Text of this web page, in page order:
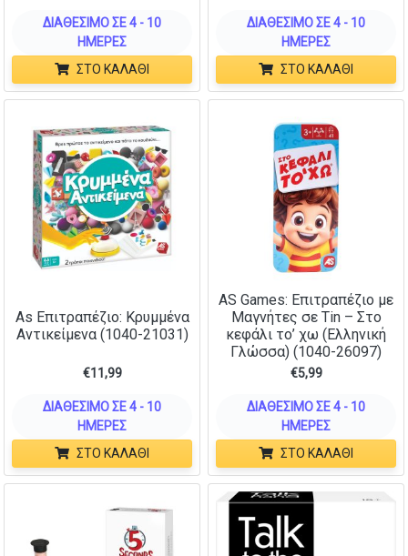
ΔΙΑΘΈΣΙΜΟ ΣΕ 4 - 10
ΗΜΈΡΕΣ
ΣΤΟ ΚΑΛΆΘΙ
ΔΙΑΘΈΣΙΜΟ ΣΕ 4 - 10
ΗΜΈΡΕΣ
ΣΤΟ ΚΑΛΆΘΙ
As Επιτραπέζιο: Κρυμμένα
Αντικείμενα (1040-21031)
€11,99
ΔΙΑΘΈΣΙΜΟ ΣΕ 4 - 10
ΗΜΈΡΕΣ
ΣΤΟ ΚΑΛΆΘΙ
AS Games: Επιτραπέζιο με
Μαγνήτες σε Tin – Στο
κεφάλι το’ χω (Ελληνική
Γλώσσα) (1040-26097)
€5,99
ΔΙΑΘΈΣΙΜΟ ΣΕ 4 - 10
ΗΜΈΡΕΣ
ΣΤΟ ΚΑΛΆΘΙ